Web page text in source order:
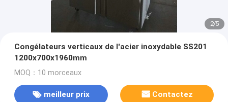
2/5
Congélateurs verticaux de l'acier inoxydable SS201
1200x700x1960mm
MOQ：10 morceaux
meilleur prix Contactez